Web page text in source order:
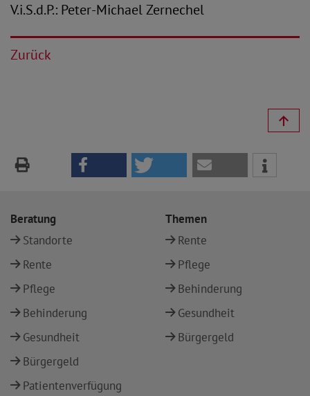
V.i.S.d.P.: Peter-Michael Zernechel
Zurück
Beratung
Standorte
Rente
Pflege
Behinderung
Gesundheit
Bürgergeld
Patientenverfügung
Themen
Rente
Pflege
Behinderung
Gesundheit
Bürgergeld